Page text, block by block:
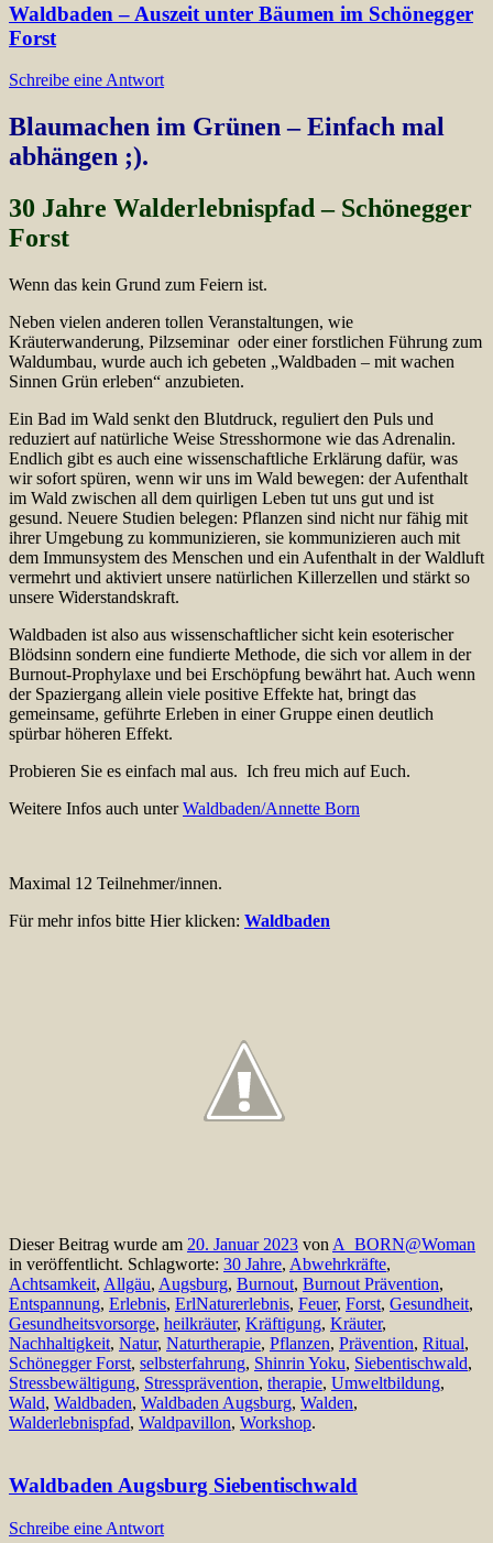
Waldbaden – Auszeit unter Bäumen im Schönegger
Forst
Schreibe eine Antwort
Blaumachen im Grünen – Einfach mal
abhängen ;).
30 Jahre Walderlebnispfad – Schönegger
Forst
Wenn das kein Grund zum Feiern ist.
Neben vielen anderen tollen Veranstaltungen, wie
Kräuterwanderung, Pilzseminar oder einer forstlichen Führung zum
Waldumbau, wurde auch ich gebeten „Waldbaden – mit wachen
Sinnen Grün erleben“ anzubieten.
Ein Bad im Wald senkt den Blutdruck, reguliert den Puls und
reduziert auf natürliche Weise Stresshormone wie das Adrenalin.
Endlich gibt es auch eine wissenschaftliche Erklärung dafür, was
wir sofort spüren, wenn wir uns im Wald bewegen: der Aufenthalt
im Wald zwischen all dem quirligen Leben tut uns gut und ist
gesund. Neuere Studien belegen: Pflanzen sind nicht nur fähig mit
ihrer Umgebung zu kommunizieren, sie kommunizieren auch mit
dem Immunsystem des Menschen und ein Aufenthalt in der Waldluft
vermehrt und aktiviert unsere natürlichen Killerzellen und stärkt so
unsere Widerstandskraft.
Waldbaden ist also aus wissenschaftlicher sicht kein esoterischer
Blödsinn sondern eine fundierte Methode, die sich vor allem in der
Burnout-Prophylaxe und bei Erschöpfung bewährt hat. Auch wenn
der Spaziergang allein viele positive Effekte hat, bringt das
gemeinsame, geführte Erleben in einer Gruppe einen deutlich
spürbar höheren Effekt.
Probieren Sie es einfach mal aus. Ich freu mich auf Euch.
Weitere Infos auch unterWaldbaden/Annette Born
Maximal 12 Teilnehmer/innen.
Für mehr infos bitte Hier klicken: Waldbaden
Dieser Beitrag wurde am 20. Januar 2023 von A_BORN@Woman
in veröffentlicht. Schlagworte: 30 Jahre, Abwehrkräfte,
Achtsamkeit, Allgäu, Augsburg, Burnout, Burnout Prävention,
Entspannung, Erlebnis, ErlNaturerlebnis, Feuer, Forst, Gesundheit,
Gesundheitsvorsorge, heilkräuter, Kräftigung, Kräuter,
Nachhaltigkeit, Natur, Naturtherapie, Pflanzen, Prävention, Ritual,
Schönegger Forst, selbsterfahrung, Shinrin Yoku, Siebentischwald,
Stressbewältigung, Stressprävention, therapie, Umweltbildung,
Wald, Waldbaden, Waldbaden Augsburg, Walden,
Walderlebnispfad, Waldpavillon, Workshop.
Waldbaden Augsburg Siebentischwald
Schreibe eine Antwort